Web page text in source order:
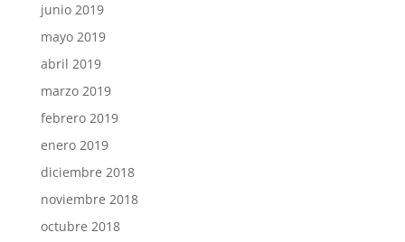
junio 2019
mayo 2019
abril 2019
marzo 2019
febrero 2019
enero 2019
diciembre 2018
noviembre 2018
octubre 2018